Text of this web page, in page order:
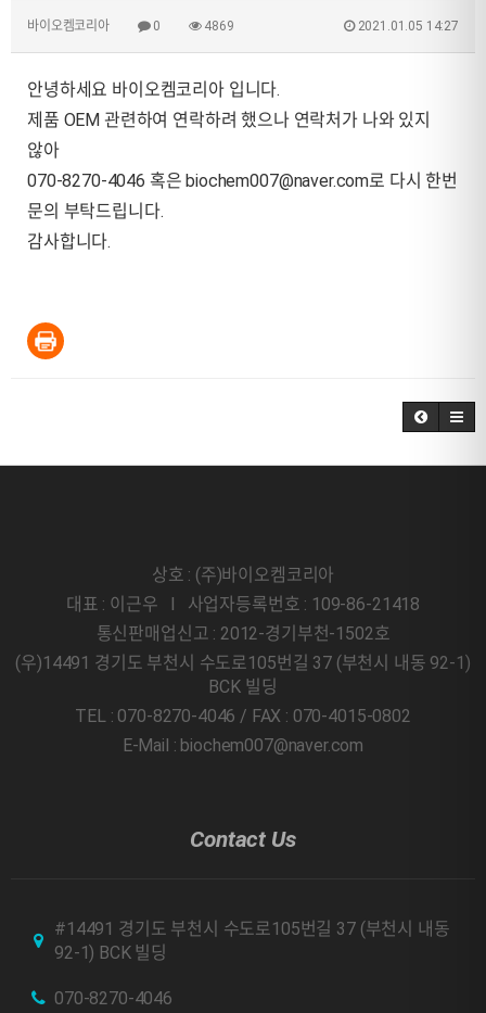
바이오켐코리아 0 4869 2021.01.05 14:27
안녕하세요 바이오켐코리아 입니다.
제품 OEM 관련하여 연락하려 했으나 연락처가 나와 있지
않아
070-8270-4046 혹은biochem007@naver.com로 다시 한번
문의 부탁드립니다.
감사합니다.
상호 : (주)바이오켐코리아
대표 : 이근우 l 사업자등록번호 : 109-86-21418
통신판매업신고 : 2012-경기부천-1502호
(우)14491 경기도 부천시 수도로105번길 37 (부천시 내동 92-1)
BCK 빌딩
TEL : 070-8270-4046 / FAX : 070-4015-0802
E-Mail : biochem007@naver.com
Contact Us
#14491 경기도 부천시 수도로105번길 37 (부천시 내동
92-1) BCK 빌딩
070-8270-4046